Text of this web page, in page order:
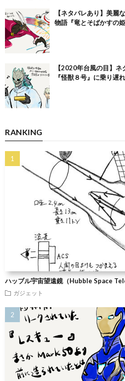
【ネタバレあり】美麗
物語『竜とそばかすの
【2020年台風の目】
『怪獣８号』に乗り遅
RANKING
ハッブル宇宙望遠鏡（Hubble Space
ガジェット